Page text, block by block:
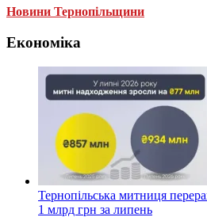
Новини Тернопільщини
Економіка
Тернопільська митниця
1 млрд грн за липень